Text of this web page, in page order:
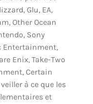
Glu, EA,
Other Ocean
Sony
Entertainment,
Enix, Take-Two
Certain
à ce que les
et